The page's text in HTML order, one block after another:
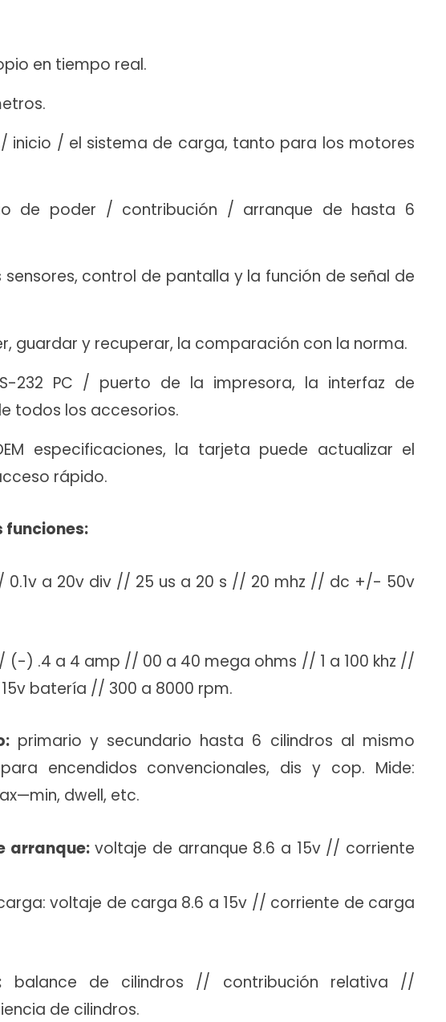
en tiempo real.
inicio / el sistema de carga, tanto para los motores
de poder / contribución / arranque de hasta 6
sensores, control de pantalla y la función de señal de
guardar y recuperar, la comparación con la norma.
232 PC / puerto de la impresora, la interfaz de
todos los accesorios.
especificaciones, la tarjeta puede actualizar el
rápido.
funciones:
0.1v a 20v div // 25 us a 20 s // 20 mhz // dc +/- 50v
(-) .4 a 4 amp // 00 a 40 mega ohms // 1 a 100 khz //
batería // 300 a 8000 rpm.
primario y secundario hasta 6 cilindros al mismo
encendidos convencionales, dis y cop. Mide:
dwell, etc.
arranque:voltaje de arranque 8.6 a 15v // corriente
voltaje de carga 8.6 a 15v // corriente de carga
balance de cilindros // contribución relativa //
de cilindros.